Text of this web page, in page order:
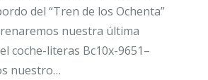
del “Tren de los Ochenta”
nuestra última
coche-literas Bc10x-9651–
nuestro…